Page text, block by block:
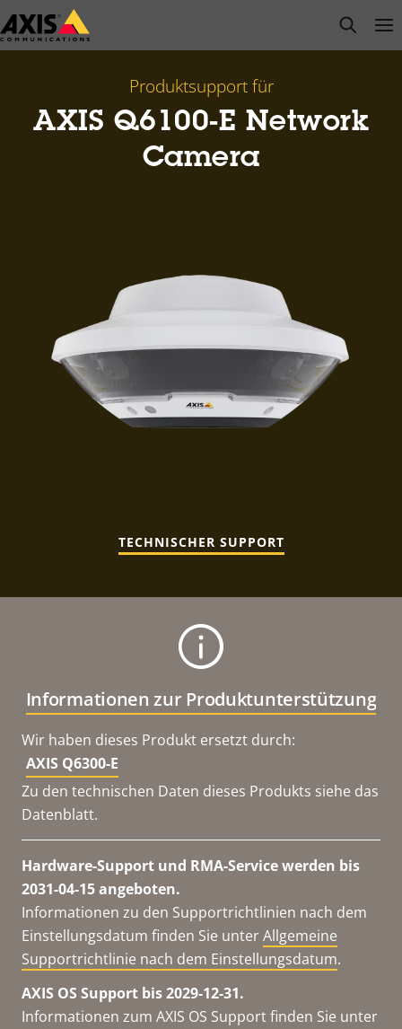
Zum
Hauptinhalt
open
Produktsupport für
AXIS Q6100-E Network
Camera
TECHNISCHER SUPPORT
Informationen zur Produktunterstützung
Wir haben dieses Produkt ersetzt durch:
AXIS Q6300-E
Zu den technischen Daten dieses Produkts siehe das
Datenblatt.
Hardware-Support und RMA-Service werden bis
2031-04-15 angeboten.
Informationen zu den Supportrichtlinien nach dem
Einstellungsdatum finden Sie unterAllgemeine
Supportrichtlinie nach dem Einstellungsdatum.
AXIS OS Support bis 2029-12-31.
Informationen zum AXIS OS Support finden Sie unter